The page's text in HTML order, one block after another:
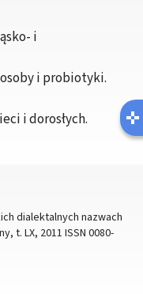
i
i probiotyki.
i dorosłych.
dialektalnych nazwach
t. LX, 2011 ISSN 0080-